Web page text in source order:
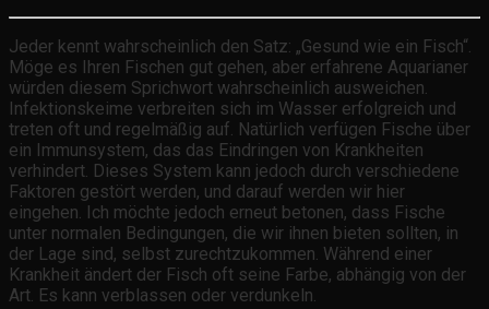
Jeder kennt wahrscheinlich den Satz: „Gesund wie ein Fisch“.
Möge es Ihren Fischen gut gehen, aber erfahrene Aquarianer
würden diesem Sprichwort wahrscheinlich ausweichen.
Infektionskeime verbreiten sich im Wasser erfolgreich und
treten oft und regelmäßig auf. Natürlich verfügen Fische über
ein Immunsystem, das das Eindringen von Krankheiten
verhindert. Dieses System kann jedoch durch verschiedene
Faktoren gestört werden, und darauf werden wir hier
eingehen. Ich möchte jedoch erneut betonen, dass Fische
unter normalen Bedingungen, die wir ihnen bieten sollten, in
der Lage sind, selbst zurechtzukommen. Während einer
Krankheit ändert der Fisch oft seine Farbe, abhängig von der
Art. Es kann verblassen oder verdunkeln.